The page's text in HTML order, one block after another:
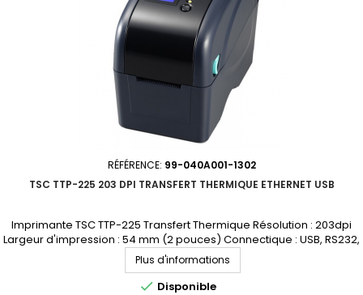
RÉFÉRENCE: 99-040A001-1302
TSC TTP-225 203 DPI TRANSFERT THERMIQUE ETHERNET USB
Imprimante TSC TTP-225 Transfert Thermique Résolution : 203dpi
Largeur d'impression : 54 mm (2 pouces) Connectique : USB, RS232,
Ethernet Demandez votre devis personnalisé
Plus d'informations
 Disponible